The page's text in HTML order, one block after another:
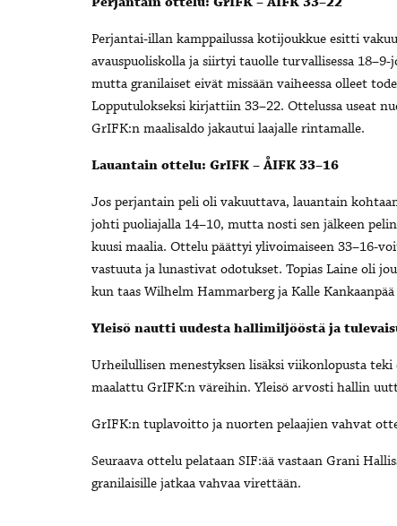
Perjantai-illan kamppailussa kotijoukkue esitti
avauspuoliskolla ja siirtyi tauolle turvallisessa
mutta granilaiset eivät missään vaiheessa olleet
Lopputulokseksi kirjattiin 33–22. Ottelussa useat
GrIFK:n maalisaldo jakautui laajalle rintamalle.
Lauantain ottelu: GrIFK – ÅIFK 33–16
Jos perjantain peli oli vakuuttava, lauantain
johti puoliajalla 14–10, mutta nosti sen jälkeen
kuusi maalia. Ottelu päättyi ylivoimaiseen 33–16-
vastuuta ja lunastivat odotukset. Topias Laine oli
kun taas Wilhelm Hammarberg ja Kalle
Yleisö nautti uudesta hallimiljööstä ja
Urheilullisen menestyksen lisäksi viikonlopusta
maalattu GrIFK:n väreihin. Yleisö arvosti hallin
GrIFK:n tuplavoitto ja nuorten pelaajien vahvat
Seuraava ottelu pelataan SIF:ää vastaan Grani
granilaisille jatkaa vahvaa virettään.